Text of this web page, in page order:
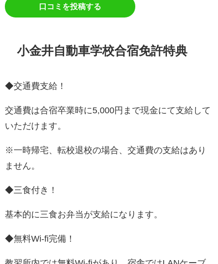
口コミを投稿する
小金井自動車学校合宿免許特典
◆交通費支給！
交通費は合宿卒業時に5,000円まで現金にて支給して
いただけます。
※一時帰宅、転校退校の場合、交通費の支給はあり
ません。
◆三食付き！
基本的に三食お弁当が支給になります。
◆無料Wi-fi完備！